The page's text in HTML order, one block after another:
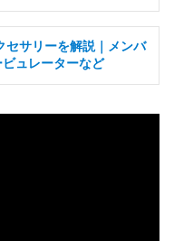
セサリーを解説｜メンバ
ュレーターなど